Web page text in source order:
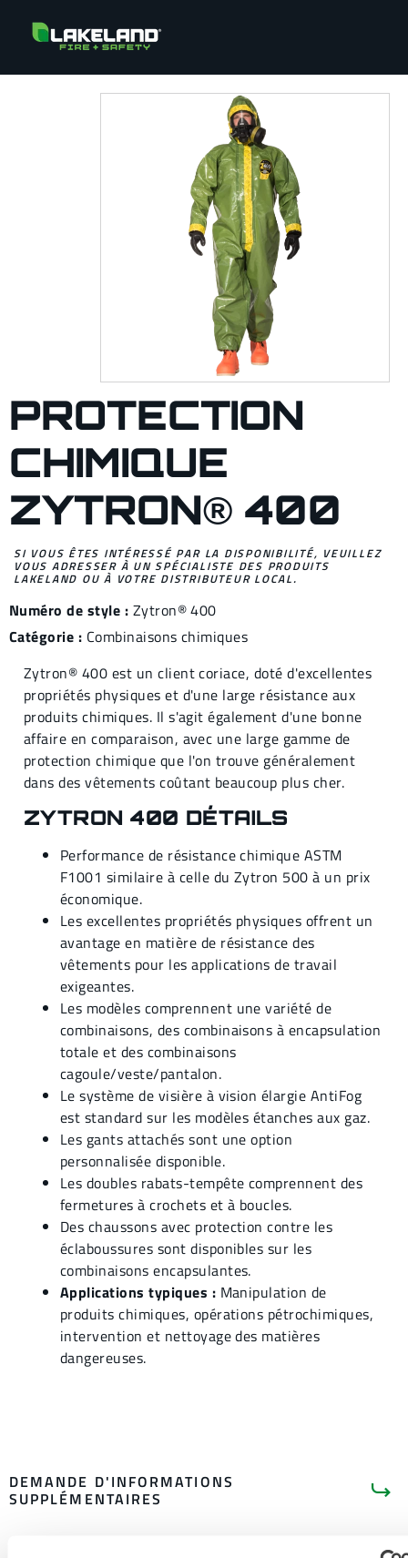
PROTECTION
CHIMIQUE
ZYTRON® 400
SI VOUS ÊTES INTÉRESSÉ PAR LA DISPONIBILITÉ, VEUILLEZ
VOUS ADRESSER À UN SPÉCIALISTE DES PRODUITS
LAKELAND OU À VOTRE DISTRIBUTEUR LOCAL.
Numéro de style : Zytron® 400
Catégorie : Combinaisons chimiques
Zytron® 400 est un client coriace, doté d'excellentes
propriétés physiques et d'une large résistance aux
produits chimiques. Il s'agit également d'une bonne
affaire en comparaison, avec une large gamme de
protection chimique que l'on trouve généralement
dans des vêtements coûtant beaucoup plus cher.
ZYTRON 400 DÉTAILS
Performance de résistance chimique ASTM
F1001 similaire à celle du Zytron 500 à un prix
économique.
Les excellentes propriétés physiques offrent un
avantage en matière de résistance des
vêtements pour les applications de travail
exigeantes.
Les modèles comprennent une variété de
combinaisons, des combinaisons à encapsulation
totale et des combinaisons
cagoule/veste/pantalon.
Le système de visière à vision élargie AntiFog
est standard sur les modèles étanches aux gaz.
Les gants attachés sont une option
personnalisée disponible.
Les doubles rabats-tempête comprennent des
fermetures à crochets et à boucles.
Des chaussons avec protection contre les
éclaboussures sont disponibles sur les
combinaisons encapsulantes.
Applications typiques : Manipulation de
produits chimiques, opérations pétrochimiques,
intervention et nettoyage des matières
dangereuses.
DEMANDE D'INFORMATIONS
SUPPLÉMENTAIRES